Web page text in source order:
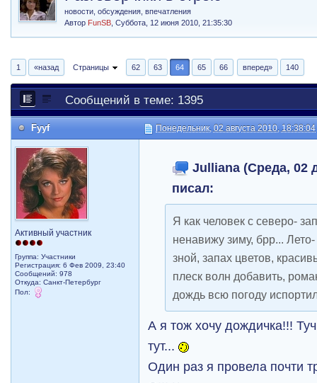
новости, обсуждения, впечатления
Автор FunSB ,Суббота, 12 июня 2010, 21:35:30
1 «назад Страницы 62 63 64 65 66 вперед» 140
Сообщений в теме: 1395
Fyyf Понедельник, 02 августа 2010, 18:38:04
Активный участник
Группа: Участники
Регистрация: 6 Фев 2009, 23:40
Сообщений: 978
Откуда: Санкт-Петербург
Пол:
Julliana (Среда, 02
писал:
Я как человек с северо-
ненавижу зиму, брр...
зной, запах цветов,
плеск волн добавить,
дождь всю погоду
А я тож хочу дождичка!!!
тут...
Один раз я провела почти